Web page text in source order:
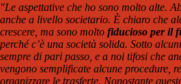
"Le aspettative che ho sono molto alte.
anche a livello societario. È chiaro che
crescere, ma sono molto fiducioso per il
perché c’è una società solida. Sotto
sempre di pari passo, e a noi tifosi che
vengono semplificate alcune procedure,
organizzare le trasferte. Nonostante